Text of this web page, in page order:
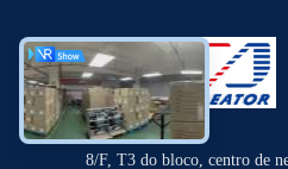
8/F, T3 do bloco, centro de